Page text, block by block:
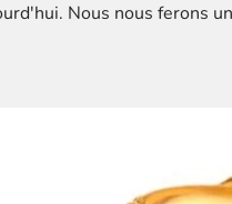
Nous nous ferons